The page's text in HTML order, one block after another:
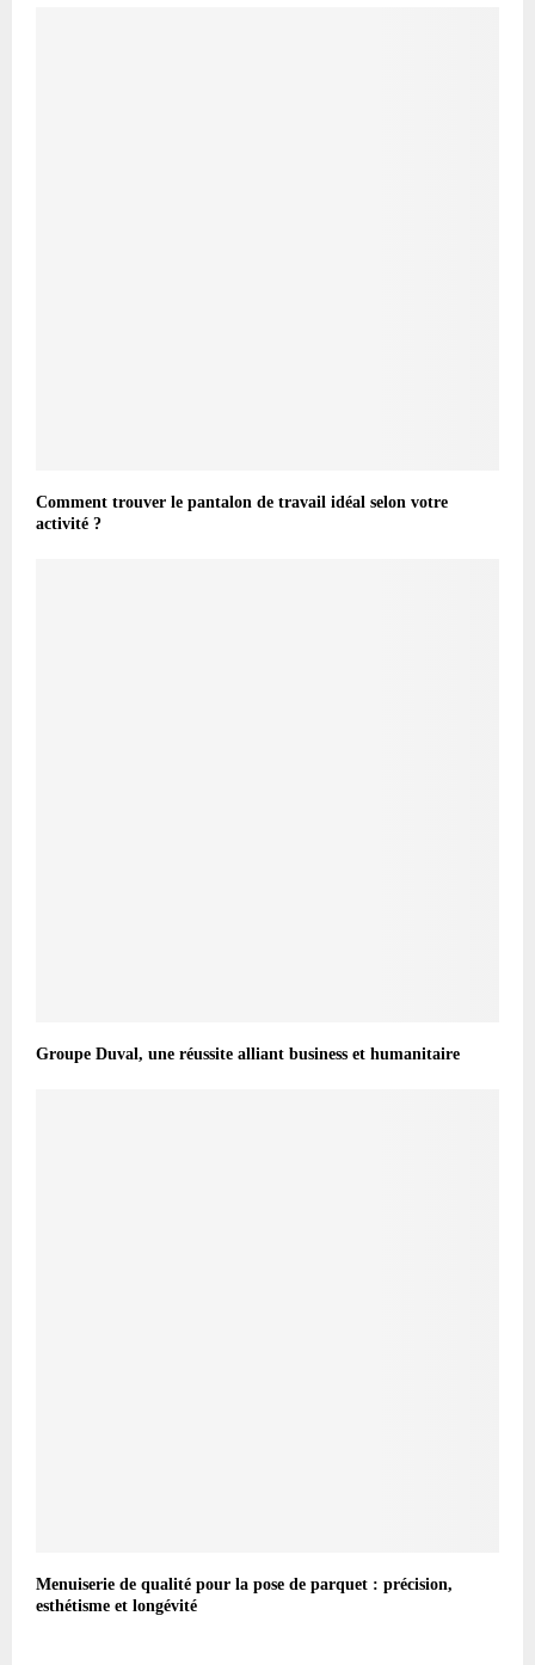
Comment trouver le pantalon de travail idéal selon votre
activité ?
Groupe Duval, une réussite alliant business et humanitaire
Menuiserie de qualité pour la pose de parquet : précision,
esthétisme et longévité